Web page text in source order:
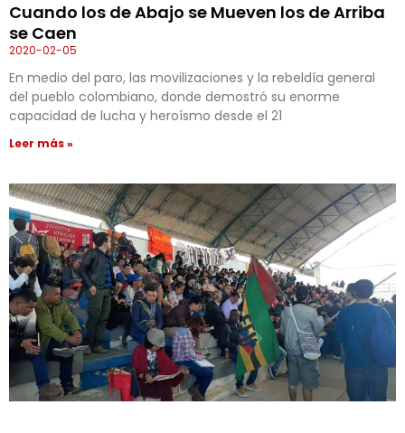
Cuando los de Abajo se Mueven los de Arriba
se Caen
2020-02-05
En medio del paro, las movilizaciones y la rebeldía general
del pueblo colombiano, donde demostró su enorme
capacidad de lucha y heroísmo desde el 21
Leer más »